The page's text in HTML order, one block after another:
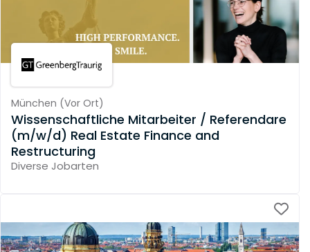
München (Vor Ort)
Wissenschaftliche Mitarbeiter / Referendare
(m/w/d) Real Estate Finance and
Restructuring
Diverse Jobarten